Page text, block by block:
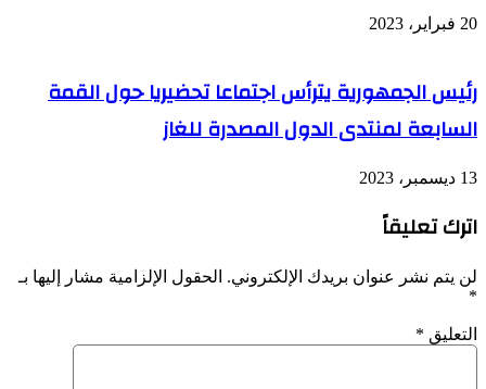
20 فبراير، 2023
رئيس الجمهورية يترأس اجتماعا تحضيريا حول القمة
السابعة لمنتدى الدول المصدرة للغاز
13 ديسمبر، 2023
اترك تعليقاً
لن يتم نشر عنوان بريدك الإلكتروني. الحقول الإلزامية مشار إليها بـ
*
التعليق *